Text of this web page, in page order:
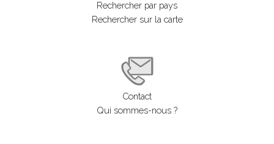
Rechercher par pays
Rechercher sur la carte
Contact
Qui sommes-nous ?